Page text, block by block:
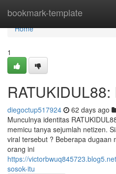
bookmark-template
Home
Home
1
diegoctup517924 62 days ago
Munculnya identitas
memicu tanya sejumlah netizen.
viral tersebut ? Beberapa dugaan
orang ini
https://
sosok-itu